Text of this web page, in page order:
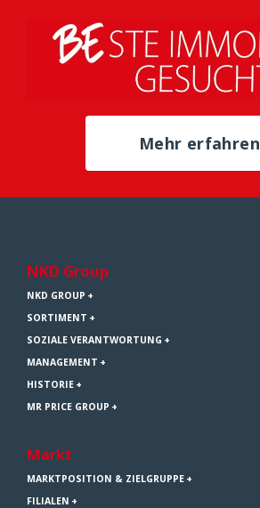
Mehr erfahren
NKD Group
NKD GROUP
SORTIMENT
SOZIALE VERANTWORTUNG
MANAGEMENT
HISTORIE
MR PRICE GROUP
Markt
MARKTPOSITION & ZIELGRUPPE
FILIALEN